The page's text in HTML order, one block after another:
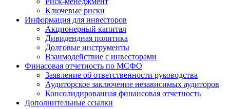
Ключевые риски
Информация для инвесторов
Акционерный капитал
Дивидендная политика
Долговые инструменты
Взаимодействие с инвеcторами
Финасовая отчетность по МСФО
Заявление об ответственности руководства
Аудиторское заключение независимых аудиторов
Консолидированная финансовая отчетность
Дополнительные ссылки